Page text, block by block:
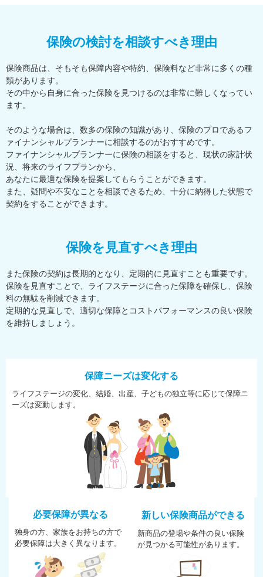
保険の検討を相談すべき理由
保険商品は、そもそも保障内容や特約、保険料など非常に多くの種
類があります。
その中から自身に合った保険を見つけるのは非常に難しくなってい
ます。
そのような場合は、数多の保険の知識があり、保険のプロであるフ
ァイナンシャルプランナーに相談するのがおすすめです。
ファイナンシャルプランナーに保険の相談をすると、現状の家計状
況、将来のライフプランから、
あなたに最適な保険を提案してもらうことができます。
また、疑問や不安なことを相談できるため、十分に納得した状態で
契約をすることができます。
保険を見直すべき理由
また保険の契約は長期的となり、定期的に見直すことも重要です。
保険を見直すことで、ライフステージに合った保障を確保し、保険
料の無駄を削減できます。
定期的な見直しで、適切な保障とコストパフォーマンスの良い保険
を維持しましょう。
保障ニーズは変化する
ライフステージの変化、結婚、 出産、子どもの独立等に応じて保障ニ
ーズは変動します。
必要保障が異なる
独身の方、家族をお持ちの方で
必要保障は大きく異なります。
新しい保険商品ができる
新商品の登場や条件の良い保険
が見つかる可能性があります。